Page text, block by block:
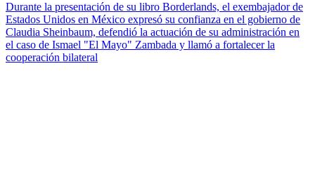
Durante la presentación de su libro Borderlands, el exembajador de
Estados Unidos en México expresó su confianza en el gobierno de
Claudia Sheinbaum, defendió la actuación de su administración en
el caso de Ismael "El Mayo" Zambada y llamó a fortalecer la
cooperación bilateral